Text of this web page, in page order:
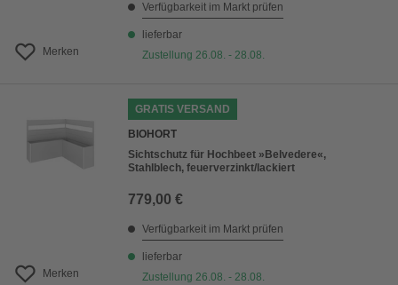
Merken
Verfügbarkeit im Markt prüfen
lieferbar
Zustellung 26.08. - 28.08.
Merken
GRATIS VERSAND
BIOHORT
Sichtschutz für Hochbeet »Belvedere«,
Stahlblech, feuerverzinkt/lackiert
779,00 €
Verfügbarkeit im Markt prüfen
lieferbar
Zustellung 26.08. - 28.08.